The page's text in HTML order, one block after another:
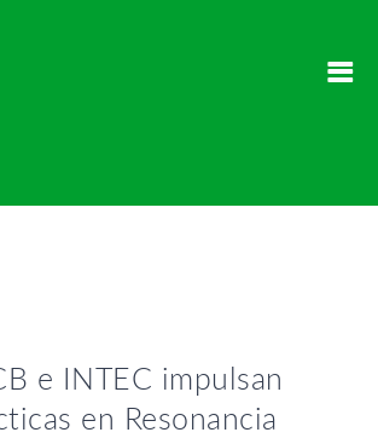
e INTEC impulsan
en Resonancia